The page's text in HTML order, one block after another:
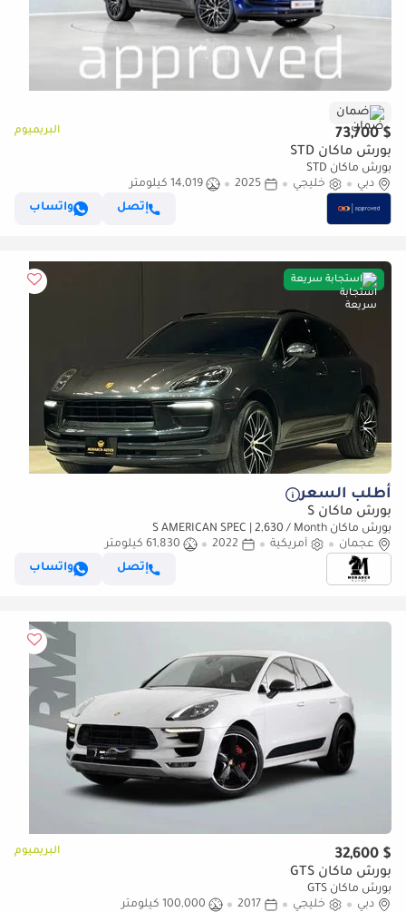
ضمان
$ 73,700 البريميوم
بورش ماكان STD
بورش ماكان STD
دبي
خليجي 2025
14,019 كيلومتر
إتصل
واتساب
استجابة سريعة
أطلب السعر
بورش ماكان S
بورش ماكان S AMERICAN SPEC | 2,630 / Month
عجمان
أمريكية 2022
61,830 كيلومتر
إتصل
واتساب
$ 32,600 البريميوم
بورش ماكان GTS
بورش ماكان GTS
دبي
خليجي 2017
100,000 كيلومتر